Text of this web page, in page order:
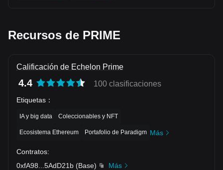
Recursos de PRIME
Calificación de Echelon Prime
4.4 100 clasificaciones
Etiquetas ：
IA y big data Coleccionables y NFT
Ecosistema Ethereum Portafolio de Paradigm Más
Contratos:
0xfA98
5AdD21b (Base) Más